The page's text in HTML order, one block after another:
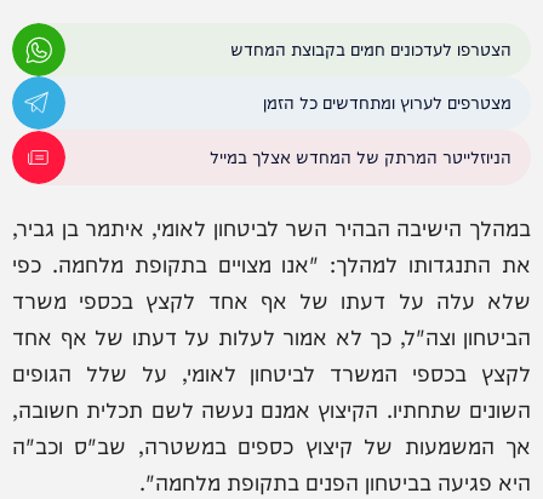
הצטרפו לעדכונים חמים בקבוצת המחדש
מצטרפים לערוץ ומתחדשים כל הזמן
הניוזלייטר המרתק של המחדש אצלך במייל
במהלך הישיבה הבהיר השר לביטחון לאומי, איתמר בן גביר,
את התנגדותו למהלך: "אנו מצויים בתקופת מלחמה. כפי
שלא עלה על דעתו של אף אחד לקצץ בכספי משרד
הביטחון וצה"ל, כך לא אמור לעלות על דעתו של אף אחד
לקצץ בכספי המשרד לביטחון לאומי, על שלל הגופים
השונים שתחתיו. הקיצוץ אמנם נעשה לשם תכלית חשובה,
אך המשמעות של קיצוץ כספים במשטרה, שב"ס וכב"ה
היא פגיעה בביטחון הפנים בתקופת מלחמה".